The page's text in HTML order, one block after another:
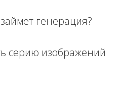
генерация?
серию изображений